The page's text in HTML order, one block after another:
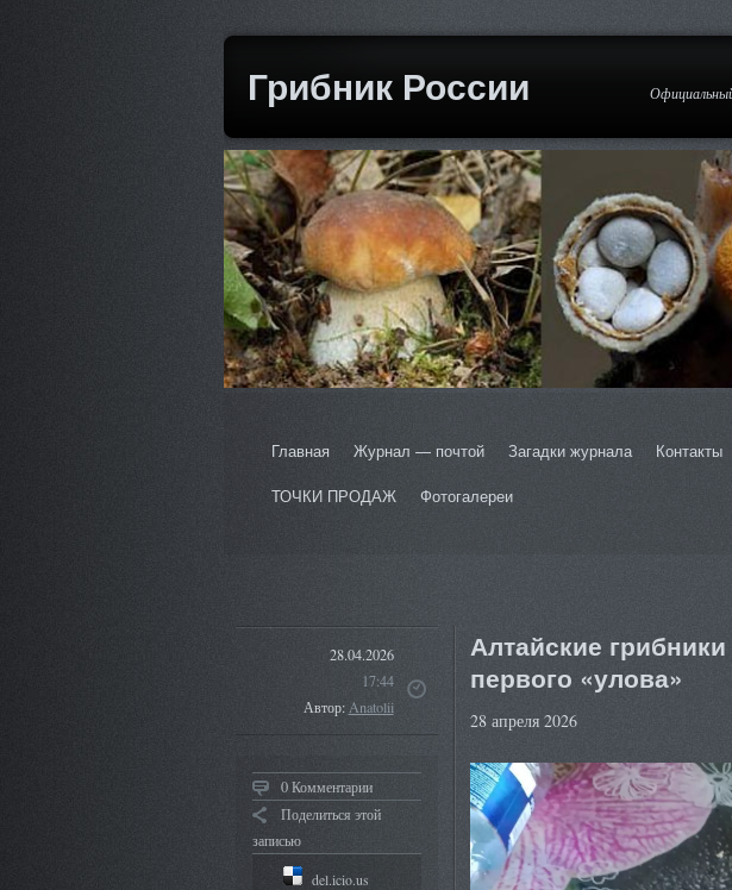
Грибник России
Главная Журнал — почтой Загадки журнала Контакты
ТОЧКИ ПРОДАЖ
Фотогалереи
28.04.2026
17:44
Автор:Anatolii
0 Комментарии
Поделиться этой
записью
del.icio.us
Алтайские
первого «улова»
28 апреля 2026